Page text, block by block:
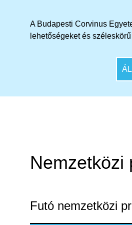
Corvinus helyszínein.
A Budapesti Corvinus
lehetőségeket és
Nemzetközi
Futó nemzetközi